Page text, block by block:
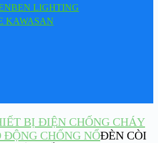
LIGHTING
KAWASAN
BỊ ĐIỆN CHỐNG CHÁY
CHỐNG NỔĐÈN CÒI